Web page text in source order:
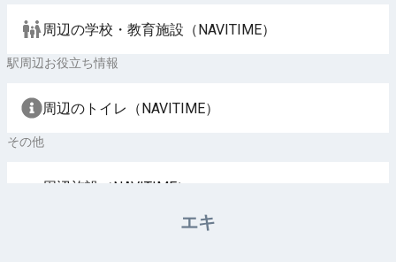
周辺の学校・教育施設（NAVITIME）
駅周辺お役立ち情報
周辺のトイレ（NAVITIME）
その他
周辺施設（NAVITIME）
エキ